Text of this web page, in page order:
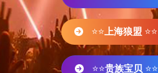
⭐⭐ 上海狼盟 ⭐⭐
⭐⭐贵族宝贝 ⭐⭐